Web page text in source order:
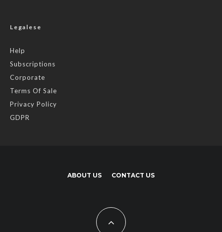
Legalese
Help
Subscriptions
Corporate
Terms Of Sale
Privacy Policy
GDPR
ABOUT US CONTACT US